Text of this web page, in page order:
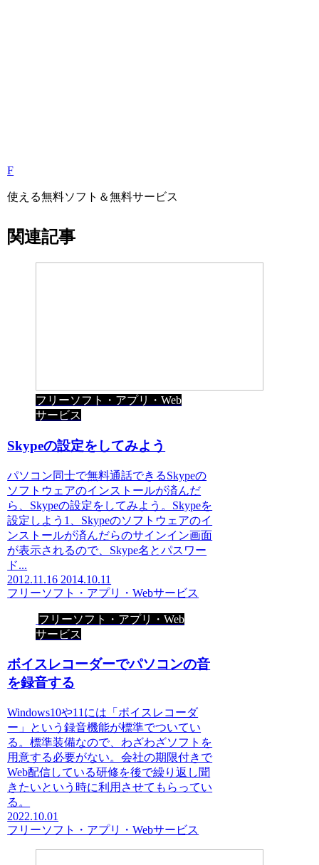
F
使える無料ソフト＆無料サービス
関連記事
フリーソフト・アプリ・Web
サービス
Skypeの設定をしてみよう
パソコン同士で無料通話できるSkypeの
ソフトウェアのインストールが済んだ
ら、Skypeの設定をしてみよう。Skypeを
設定しよう1、Skypeのソフトウェアのイ
ンストールが済んだらのサインイン画面
が表示されるので、Skype名とパスワー
ド...
2012.11.16 2014.10.11
フリーソフト・アプリ・Webサービス
フリーソフト・アプリ・Web
サービス
ボイスレコーダーでパソコンの音
を録音する
Windows10や11には「ボイスレコーダ
ー」という録音機能が標準でついてい
る。標準装備なので、わざわざソフトを
用意する必要がない。会社の期限付きで
Web配信している研修を後で繰り返し聞
きたいという時に利用させてもらってい
る。
2022.10.01
フリーソフト・アプリ・Webサービス